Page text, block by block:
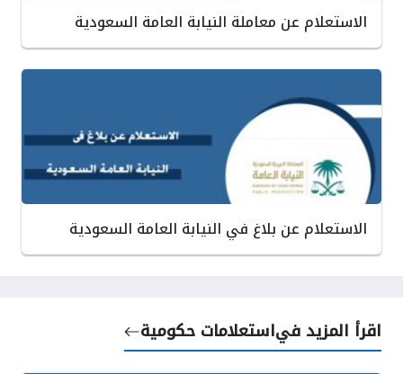
الاستعلام عن معاملة النيابة العامة السعودية
الاستعلام عن بلاغ في النيابة العامة السعودية
اقرأ المزيد فياستعلامات حكومية